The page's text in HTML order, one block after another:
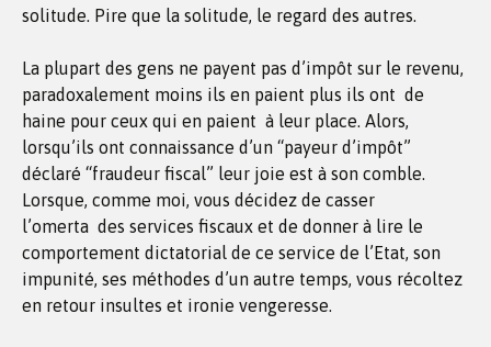
solitude. Pire que la solitude, le regard des autres.
La plupart des gens ne payent pas d’impôt sur le revenu,
paradoxalement moins ils en paient plus ils ont de
haine pour ceux qui en paient à leur place. Alors,
lorsqu’ils ont connaissance d’un “payeur d’impôt”
déclaré “fraudeur fiscal” leur joie est à son comble.
Lorsque, comme moi, vous décidez de casser
l’omerta des services fiscaux et de donner à lire le
comportement dictatorial de ce service de l’Etat, son
impunité, ses méthodes d’un autre temps, vous récoltez
en retour insultes et ironie vengeresse.